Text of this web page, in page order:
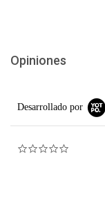
Opiniones
Desarrollado por